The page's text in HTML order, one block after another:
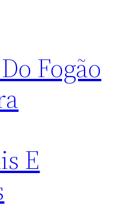
Fogão
E